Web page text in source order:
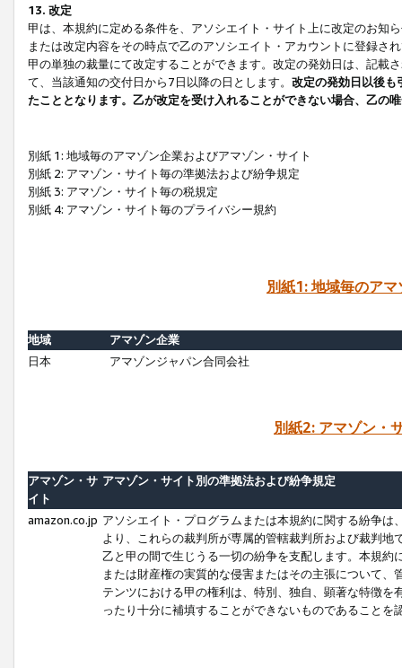
13. 改定
甲は、本規約に定める条件を、アソシエイト・サイト上に改定のお知
または改定内容をその時点で乙のアソシエイト・アカウントに登録さ
甲の単独の裁量にて改定することができます。改定の発効日は、記載
て、当該通知の交付日から7日以降の日とします。 改定の発効日以後も
たこととなります。乙が改定を受け入れることができない場合、乙の
別紙 1: 地域毎のアマゾン企業およびアマゾン・サイト
別紙 2: アマゾン・サイト毎の準拠法および紛争規定
別紙 3: アマゾン・サイト毎の税規定
別紙 4: アマゾン・サイト毎のプライバシー規約
別紙1: 地域毎のア
地域
アマゾン企業
日本
アマゾンジャパン合同会社
別紙2: アマゾン・
アマゾン・サ
イト
アマゾン・サイト別の準拠法および紛争規定
amazon.co.jp アソシエイト・プログラムまたは本規約に関する紛争
より、これらの裁判所が専属的管轄裁判所および裁判
乙と甲の間で生じうる一切の紛争を支配します。本規
または財産権の実質的な侵害またはその主張について
テンツにおける甲の権利は、特別、独自、顕著な特徴
ったり十分に補填することができないものであることを